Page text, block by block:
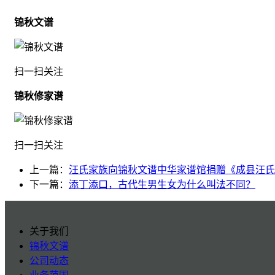
锦秋文谱
扫一扫关注
锦秋修家谱
扫一扫关注
上一篇： 汪氏家族向锦秋文谱中华家谱馆捐赠《成县汪
下一篇： 添丁添口，古代生男生女为什么叫法不同？
关于我们
锦秋文谱
公司动态